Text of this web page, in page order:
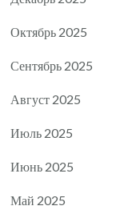
Октябрь 2025
Сентябрь 2025
Август 2025
Июль 2025
Июнь 2025
Май 2025